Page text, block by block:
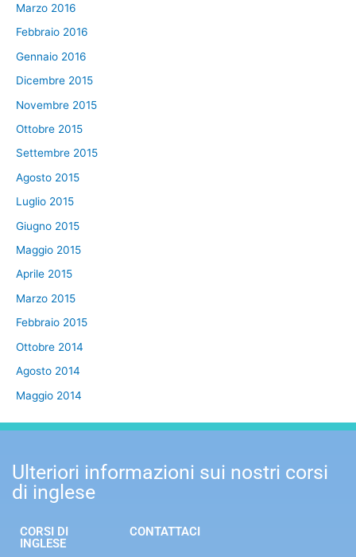
Marzo 2016
Febbraio 2016
Gennaio 2016
Dicembre 2015
Novembre 2015
Ottobre 2015
Settembre 2015
Agosto 2015
Luglio 2015
Giugno 2015
Maggio 2015
Aprile 2015
Marzo 2015
Febbraio 2015
Ottobre 2014
Agosto 2014
Maggio 2014
Ulteriori informazioni sui nostri corsi
di inglese
CORSI DI
INGLESE
CONTATTACI